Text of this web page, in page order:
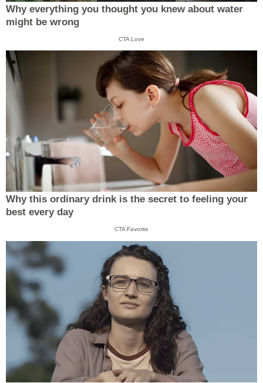
Why everything you thought you knew about water
might be wrong
CTA Love
Why this ordinary drink is the secret to feeling your
best every day
CTA Favorite